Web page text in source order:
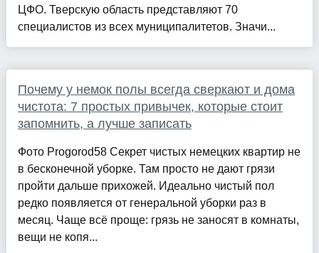
ЦФО. Тверскую область представляют 70
специалистов из всех муниципалитетов. Значи...
Почему у немок полы всегда сверкают и дома
чистота: 7 простых привычек, которые стоит
запомнить, а лучше записать
Фото Progorod58 Секрет чистых немецких квартир не
в бесконечной уборке. Там просто не дают грязи
пройти дальше прихожей. Идеально чистый пол
редко появляется от генеральной уборки раз в
месяц. Чаще всё проще: грязь не заносят в комнаты,
вещи не копя...